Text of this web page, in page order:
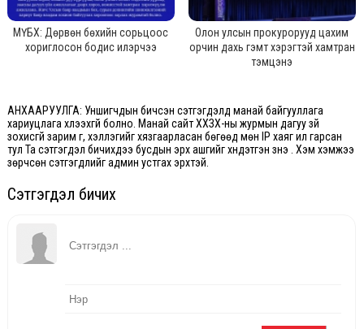
МҮБХ: Дөрвөн бөхийн сорьцоос
хориглосон бодис илэрчээ
Олон улсын прокурорууд цахим
орчин дахь гэмт хэрэгтэй хамтран
тэмцэнэ
АНХААРУУЛГА: Уншигчдын бичсэн сэтгэгдэлд манай байгууллага
хариуцлага хүлээхгүй болно. Манай сайт ХХЗХ-ны журмын дагуу зүй
зохисгүй зарим үг, хэллэгийг хязгаарласан бөгөөд мөн IP хаяг ил гарсан
тул Та сэтгэгдэл бичихдээ бусдын эрх ашгийг хүндэтгэн үзнэ үү. Хэм хэмжээ
зөрчсөн сэтгэгдлийг админ устгах эрхтэй.
Сэтгэгдэл бичих